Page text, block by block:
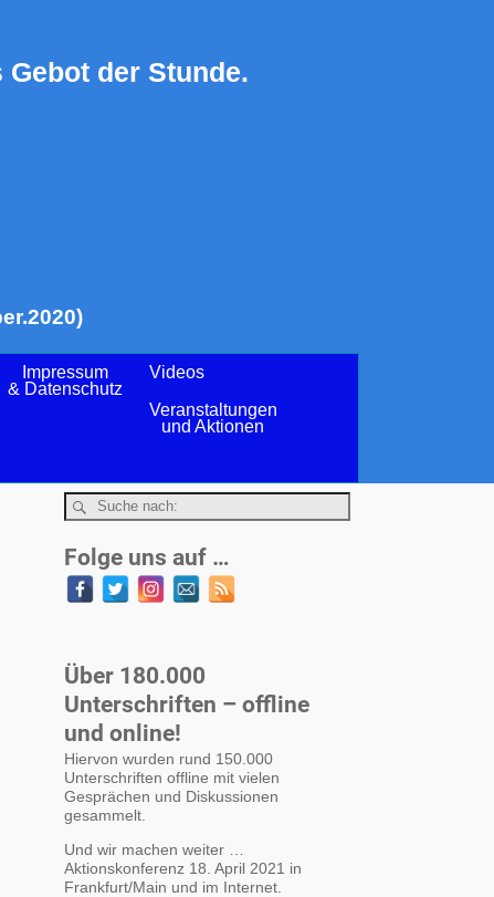
der Stunde.
Impressum
& Datenschutz
Videos
Veranstaltungen
und Aktionen
Folge uns auf …
Über 180.000
Unterschriften – offline
und online!
Hiervon wurden rund 150.000
Unterschriften offline mit vielen
Gesprächen und Diskussionen
gesammelt.
Und wir machen weiter …
Aktionskonferenz 18. April 2021 in
Frankfurt/Main und im Internet.